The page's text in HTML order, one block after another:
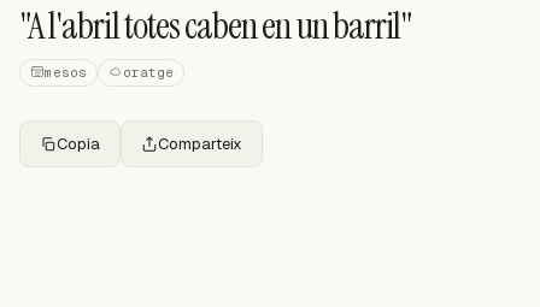
"A l'abril totes caben en un barril"
mesos oratge
Copia Comparteix